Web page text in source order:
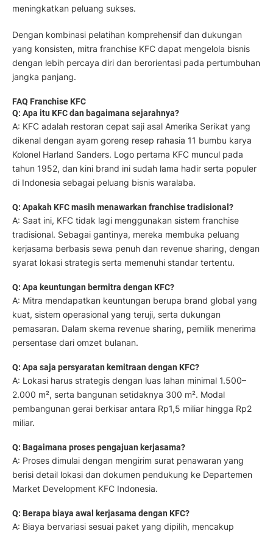
meningkatkan peluang sukses.
Dengan kombinasi pelatihan komprehensif dan dukungan
yang konsisten, mitra franchise KFC dapat mengelola bisnis
dengan lebih percaya diri dan berorientasi pada pertumbuhan
jangka panjang.
FAQ Franchise KFC
Q: Apa itu KFC dan bagaimana sejarahnya?
A: KFC adalah restoran cepat saji asal Amerika Serikat yang
dikenal dengan ayam goreng resep rahasia 11 bumbu karya
Kolonel Harland Sanders. Logo pertama KFC muncul pada
tahun 1952, dan kini brand ini sudah lama hadir serta populer
di Indonesia sebagai peluang bisnis waralaba.
Q: Apakah KFC masih menawarkan franchise tradisional?
A: Saat ini, KFC tidak lagi menggunakan sistem franchise
tradisional. Sebagai gantinya, mereka membuka peluang
kerjasama berbasis sewa penuh dan revenue sharing, dengan
syarat lokasi strategis serta memenuhi standar tertentu.
Q: Apa keuntungan bermitra dengan KFC?
A: Mitra mendapatkan keuntungan berupa brand global yang
kuat, sistem operasional yang teruji, serta dukungan
pemasaran. Dalam skema revenue sharing, pemilik menerima
persentase dari omzet bulanan.
Q: Apa saja persyaratan kemitraan dengan KFC?
A: Lokasi harus strategis dengan luas lahan minimal 1.500–
2.000 m², serta bangunan setidaknya 300 m². Modal
pembangunan gerai berkisar antara Rp1,5 miliar hingga Rp2
miliar.
Q: Bagaimana proses pengajuan kerjasama?
A: Proses dimulai dengan mengirim surat penawaran yang
berisi detail lokasi dan dokumen pendukung ke Departemen
Market Development KFC Indonesia.
Q: Berapa biaya awal kerjasama dengan KFC?
A: Biaya bervariasi sesuai paket yang dipilih, mencakup